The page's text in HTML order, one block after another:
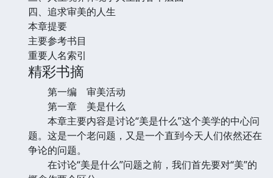
四、追求审美的人生
本章提要
主要参考书目
重要人名索引
精彩书摘
第一编 审美活动
第一章 美是什么
本章主要内容是讨论“美是什么”这个美学的中心问
题。这是一个老问题，又是一个直到今天人们依然还在
争论的问题。
在讨论“美是什么”问题之前，我们首先要对“美”的